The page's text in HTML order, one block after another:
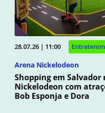
28.07.26 | 11:00
Arena Nickelodeon
Shopping em Salvador
Nickelodeon com
Bob Esponja e Dora